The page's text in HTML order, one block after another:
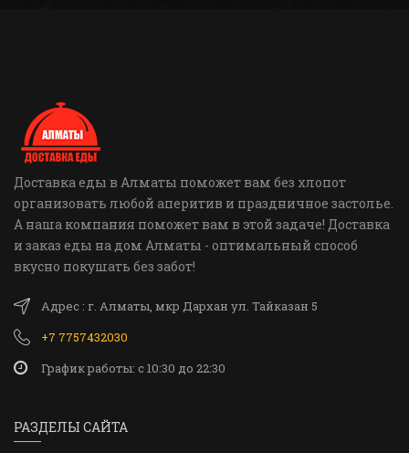
Доставка еды в Алматы поможет вам без хлопот
организовать любой аперитив и праздничное застолье.
А наша компания поможет вам в этой задаче! Доставка
и заказ еды на дом Алматы - оптимальный способ
вкусно покушать без забот!
Адрес : г. Алматы, мкр Дархан ул. Тайказан 5
+7 7757432030
График работы: c 10:30 до 22:30
РАЗДЕЛЫ САЙТА